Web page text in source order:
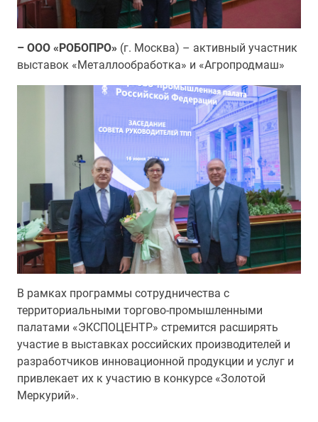
– ООО «РОБОПРО» (г. Москва) – активный участник
выставок «Металлообработка» и «Агропродмаш»
В рамках программы сотрудничества с
территориальными торгово-промышленными
палатами «ЭКСПОЦЕНТР» стремится расширять
участие в выставках российских производителей и
разработчиков инновационной продукции и услуг и
привлекает их к участию в конкурсе «Золотой
Меркурий».